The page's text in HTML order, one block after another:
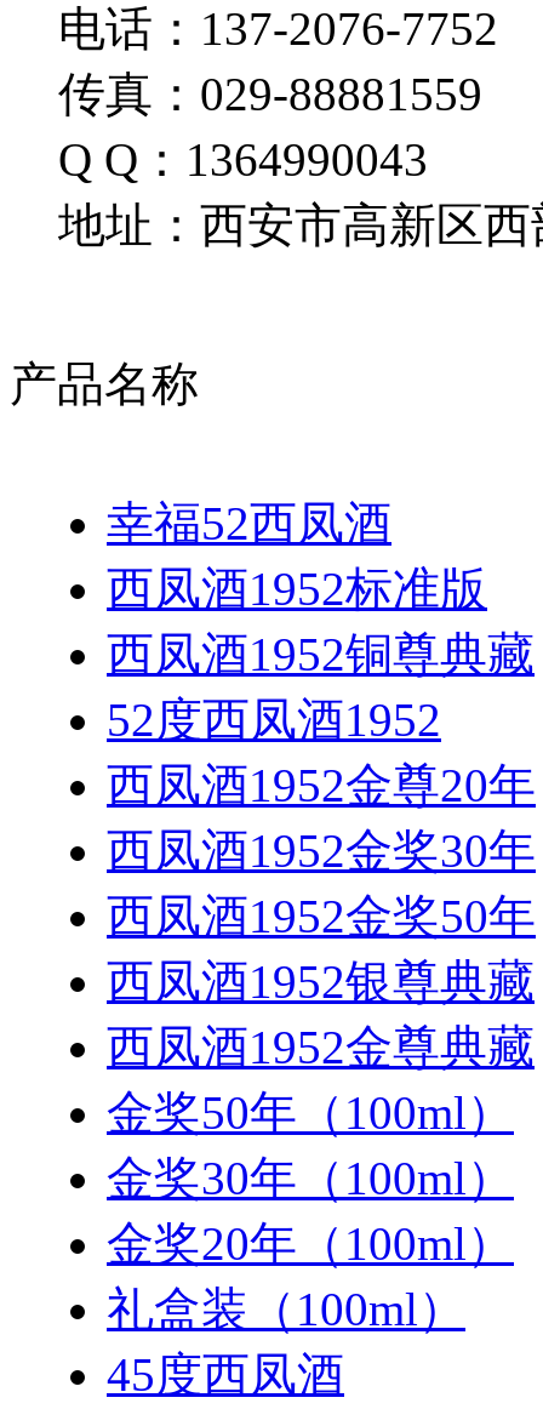
电话：137-2076-7752
传真：029-88881559
Q Q：1364990043
地址：西安市高新区西
产品名称
幸福52西凤酒
西凤酒1952标准版
西凤酒1952铜尊典藏
52度西凤酒1952
西凤酒1952金尊20年
西凤酒1952金奖30年
西凤酒1952金奖50年
西凤酒1952银尊典藏
西凤酒1952金尊典藏
金奖50年（100ml）
金奖30年（100ml）
金奖20年（100ml）
礼盒装（100ml）
45度西凤酒